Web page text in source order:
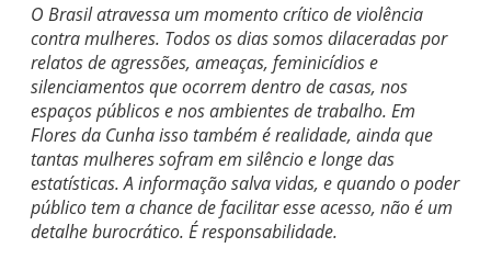
O Brasil atravessa um momento crítico de violência
contra mulheres. Todos os dias somos dilaceradas por
relatos de agressões, ameaças, feminicídios e
silenciamentos que ocorrem dentro de casas, nos
espaços públicos e nos ambientes de trabalho. Em
Flores da Cunha isso também é realidade, ainda que
tantas mulheres sofram em silêncio e longe das
estatísticas. A informação salva vidas, e quando o poder
público tem a chance de facilitar esse acesso, não é um
detalhe burocrático. É responsabilidade.